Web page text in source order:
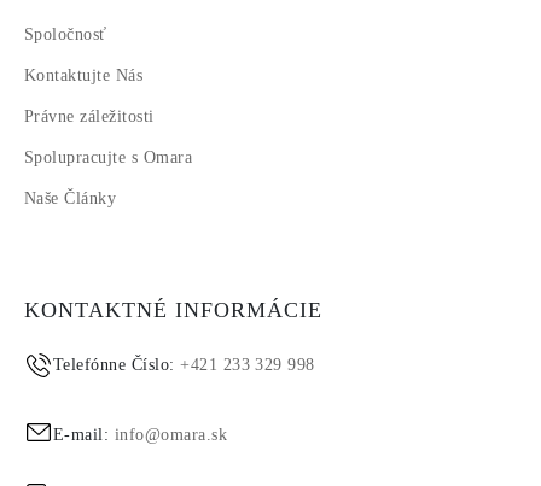
Spoločnosť
Kontaktujte Nás
Právne záležitosti
Spolupracujte s Omara
Naše Články
KONTAKTNÉ INFORMÁCIE
Telefónne Číslo:+421 233 329 998
E-mail: info@omara.sk